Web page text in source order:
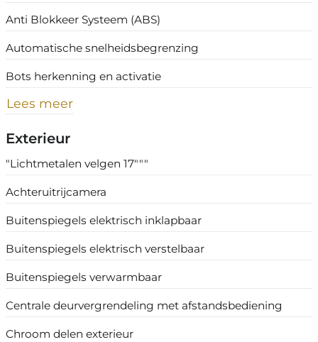
Anti Blokkeer Systeem (ABS)
Automatische snelheidsbegrenzing
Bots herkenning en activatie
Lees meer
Exterieur
"Lichtmetalen velgen 17"""
Achteruitrijcamera
Buitenspiegels elektrisch inklapbaar
Buitenspiegels elektrisch verstelbaar
Buitenspiegels verwarmbaar
Centrale deurvergrendeling met afstandsbediening
Chroom delen exterieur